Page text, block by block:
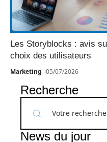
Les Storyblocks : avis
choix des utilisateurs
Marketing 05/07/2026
Recherche
News du jour